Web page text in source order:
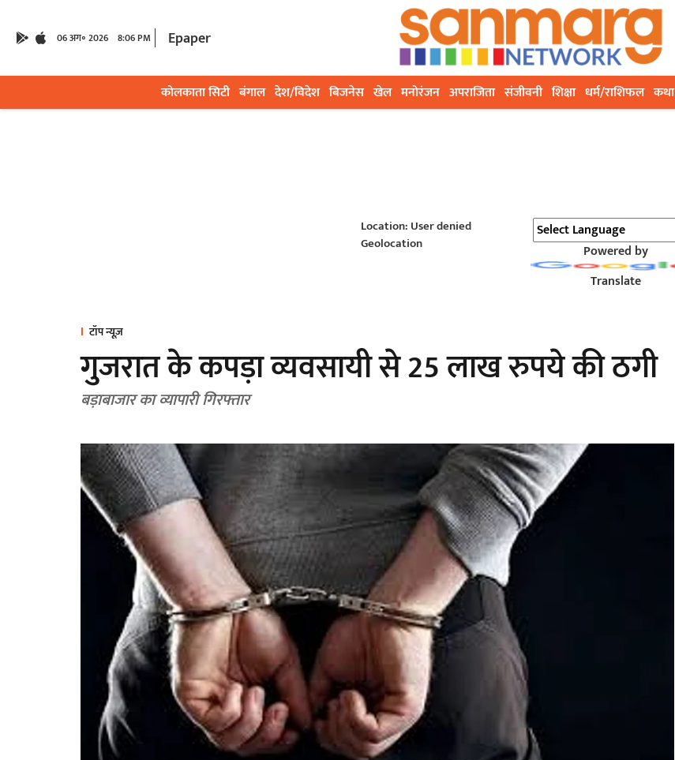
06 अग॰ 2026 8:06 PM Epaper
कोलकाता सिटी बंगाल देश/विदेश बिजनेस खेल मनोरंजन अपराजिता संजीवनी शिक्षा धर्म/राशिफल कथा
Location: User denied
Geolocation
Powered by
Translate
टॉप न्यूज़
गुजरात के कपड़ा व्यवसायी से 25 लाख रुपये की ठगी
बड़ाबाजार का व्यापारी गिरफ्तार